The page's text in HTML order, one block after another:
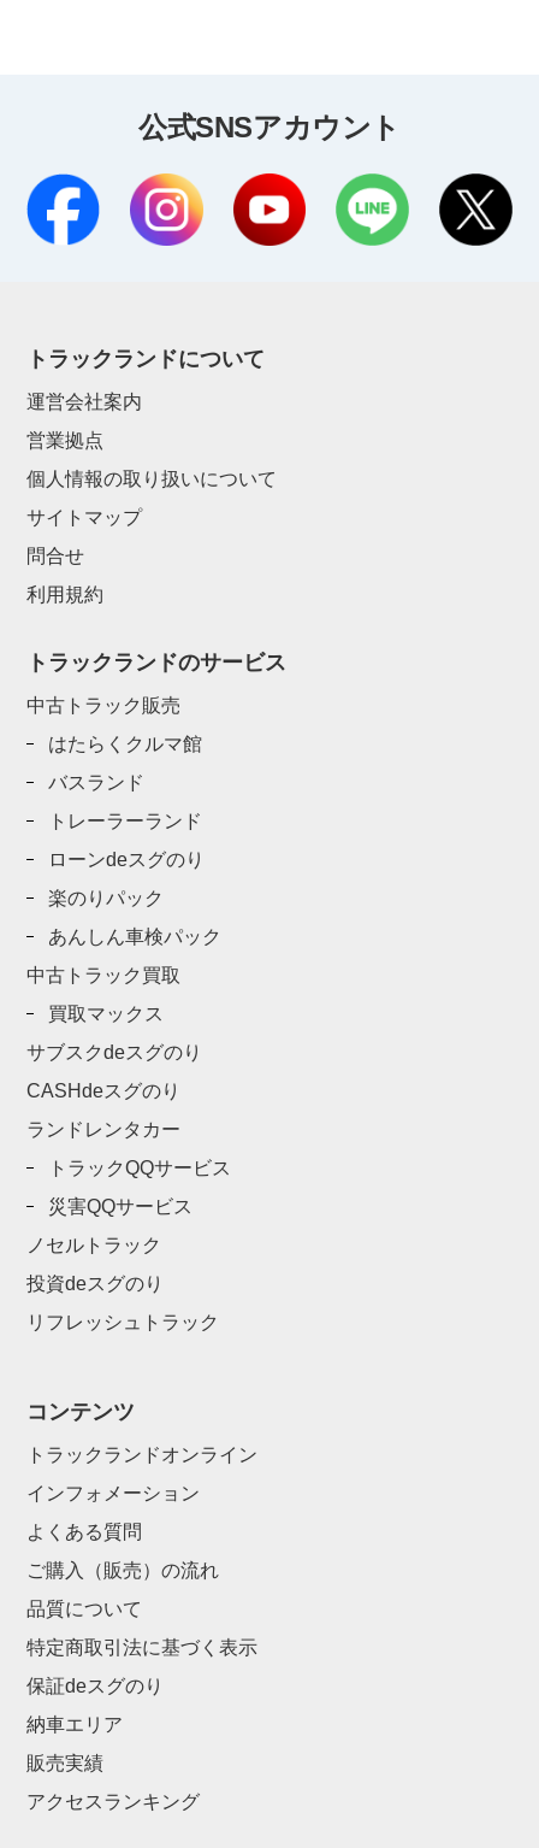
公式SNSアカウント
トラックランドについて
運営会社案内
営業拠点
個人情報の取り扱いについて
サイトマップ
問合せ
利用規約
トラックランドのサービス
中古トラック販売
はたらくクルマ館
バスランド
トレーラーランド
ローンdeスグのり
楽のりパック
あんしん車検パック
中古トラック買取
買取マックス
サブスクdeスグのり
CASHdeスグのり
ランドレンタカー
トラックQQサービス
災害QQサービス
ノセルトラック
投資deスグのり
リフレッシュトラック
コンテンツ
トラックランドオンライン
インフォメーション
よくある質問
ご購入（販売）の流れ
品質について
特定商取引法に基づく表示
保証deスグのり
納車エリア
販売実績
アクセスランキング